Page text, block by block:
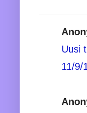
Uusi
11/9/